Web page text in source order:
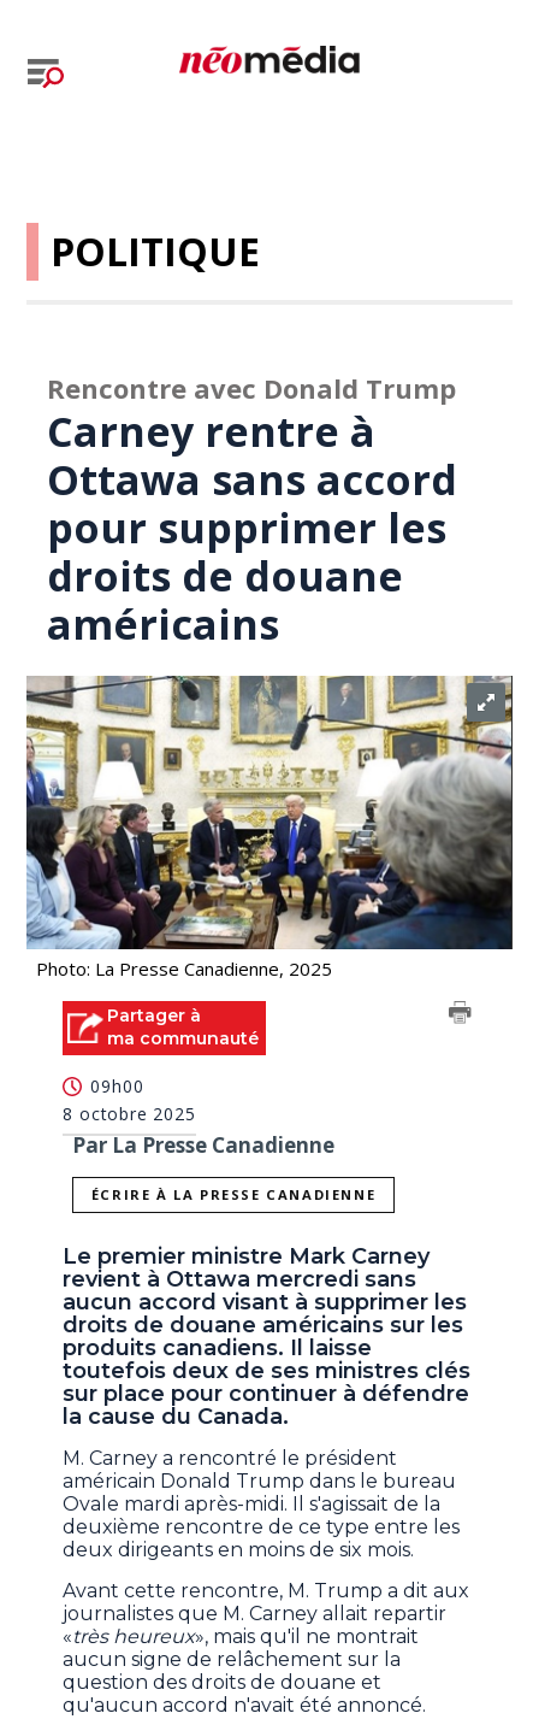
POLITIQUE
Rencontre avec Donald Trump
Carney rentre à
Ottawa sans accord
pour supprimer les
droits de douane
américains
Photo: La Presse Canadienne, 2025
Partager à
ma communauté
09h00
8 octobre 2025
Par La Presse Canadienne
ÉCRIRE À LA PRESSE CANADIENNE
Le premier ministre Mark Carney
revient à Ottawa mercredi sans
aucun accord visant à supprimer les
droits de douane américains sur les
produits canadiens. Il laisse
toutefois deux de ses ministres clés
sur place pour continuer à défendre
la cause du Canada.
M. Carney a rencontré le président
américain Donald Trump dans le bureau
Ovale mardi après-midi. Il s'agissait de la
deuxième rencontre de ce type entre les
deux dirigeants en moins de six mois.
Avant cette rencontre, M. Trump a dit aux
journalistes que M. Carney allait repartir
«très heureux», mais qu'il ne montrait
aucun signe de relâchement sur la
question des droits de douane et
qu'aucun accord n'avait été annoncé.